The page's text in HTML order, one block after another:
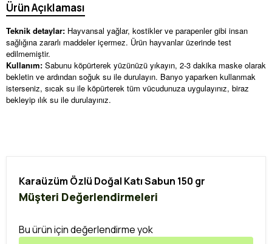
Ürün Açıklaması
Teknik detaylar: Hayvansal yağlar, kostikler ve parapenler gibi insan
sağlığına zararlı maddeler içermez. Ürün hayvanlar üzerinde test
edilmemiştir.
Kullanım: Sabunu köpürterek yüzünüzü yıkayın, 2-3 dakika maske olarak
bekletin ve ardından soğuk su ile durulayın. Banyo yaparken kullanmak
isterseniz, sıcak su ile köpürterek tüm vücudunuza uygulayınız, biraz
bekleyip ılık su ile durulayınız.
Karaüzüm Özlü Doğal Katı Sabun 150 gr
Müşteri Değerlendirmeleri
Bu ürün için değerlendirme yok